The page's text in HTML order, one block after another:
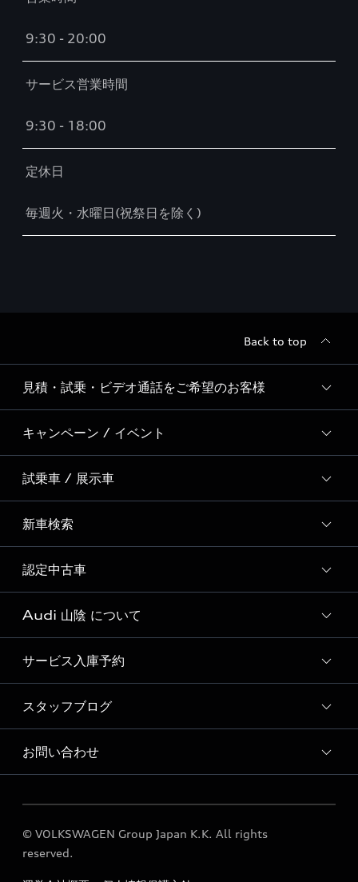
9:30 - 20:00
サービス営業時間
9:30 - 18:00
定休日
毎週火・水曜日(祝祭日を除く)
Back to top
見積・試乗・ビデオ通話をご希望のお客様
ご希望のサービスを選択
キャンペーン / イベント
全国統一イベント
ディーラー独自イベント
試乗車 / 展示車
試乗予約
試乗車・展示車一覧
新車検索
新車検索
認定中古車
Audi認定中古車検索
Audi 山陰 について
Audi 山陰 店舗情報
Audi 山陰 認定中古車コーナー
Audi 山陰 運営会社概要
採用情報
サービス入庫予約
Audi 山陰 サービス入庫予約
点検整備料金表
スタッフブログ
スタッフブログ
お問い合わせ
各種お問い合わせ
© VOLKSWAGEN Group Japan K.K. All rights
reserved.